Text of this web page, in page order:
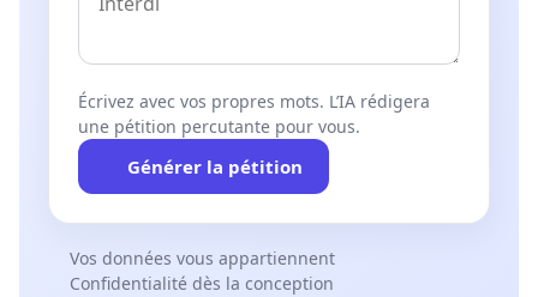
Écrivez avec vos propres mots. L’IA rédigera
une pétition percutante pour vous.
Générer la pétition
Vos données vous appartiennent
Confidentialité dès la conception